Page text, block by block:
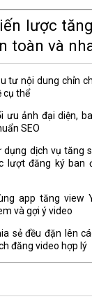
lược
toàn và
tư nội dung chỉn
cụ thể
ưu ảnh đại diện,
SEO
dụng dịch vụ tăng
lượt đăng ký ban
app tăng view
và gợi ý video
sẻ đều đặn lên
đăng video hợp lý